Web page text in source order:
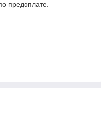
предоплате.